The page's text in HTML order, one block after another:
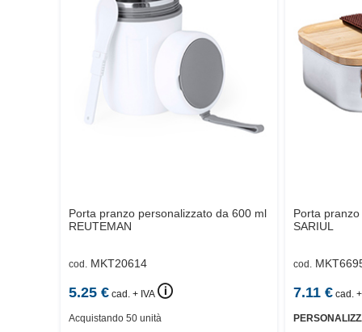
Porta pranzo personalizzato da 600 ml
REUTEMAN
cod. MKT20614
5.25 € cad. + IVA 🛈
Acquistando 50 unità
Porta
SARIUL
cod.
7.11€ cad.